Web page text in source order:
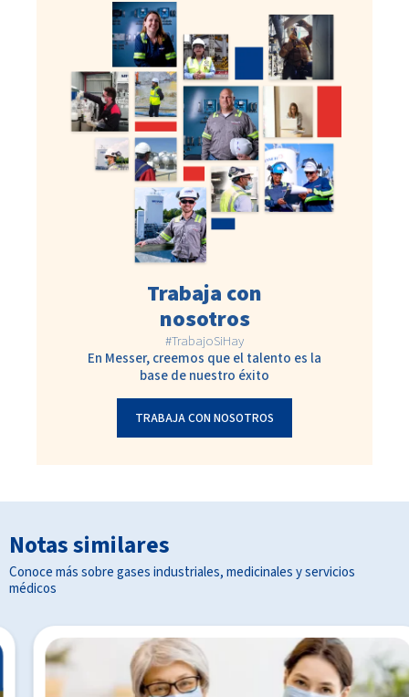
Trabaja con
nosotros
#TrabajoSiHay
En Messer, creemos que el talento es la
base de nuestro éxito
TRABAJA CON NOSOTROS
Notas similares
Conoce más sobre gases industriales, medicinales y servicios
médicos